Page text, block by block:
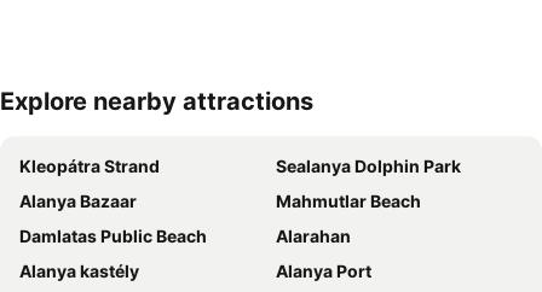
Nagy méretű térkép
Explore nearby attractions
Kleopátra Strand
Sealanya Dolphin Park
Alanya Bazaar
Mahmutlar Beach
Damlatas Public Beach
Alarahan
Alanya kastély
Alanya Port